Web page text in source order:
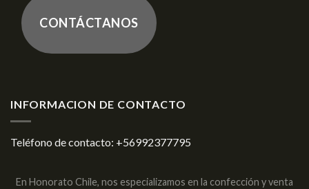
CONTÁCTANOS
INFORMACION DE CONTACTO
Teléfono de contacto: +56992377795
En Honorato Chile, nos especializamos en la confección y venta